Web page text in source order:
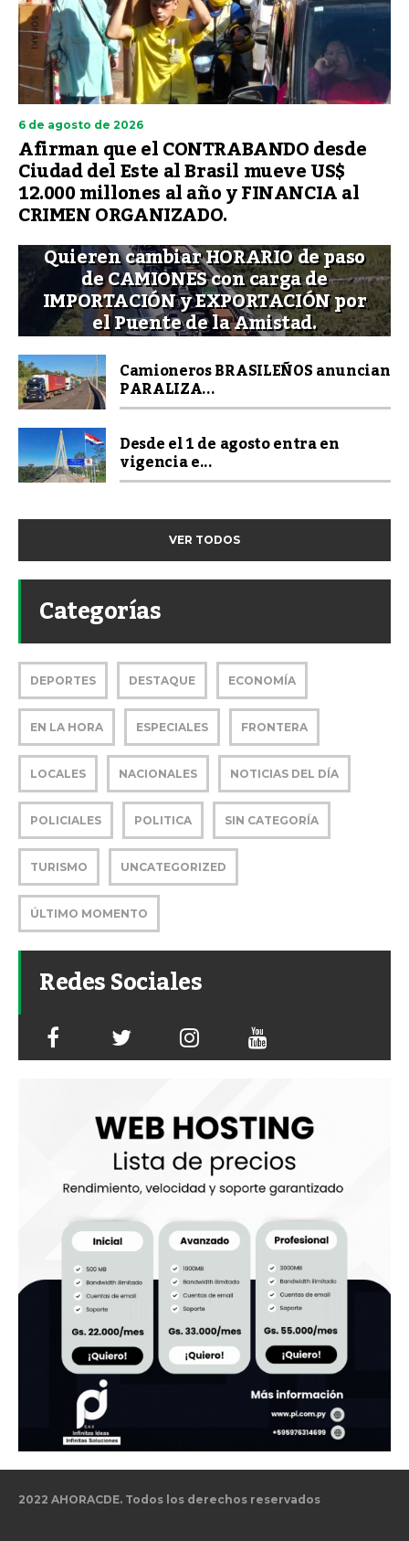
6 de agosto de 2026
Afirman que el CONTRABANDO desde
Ciudad del Este al Brasil mueve US$
12.000 millones al año y FINANCIA al
CRIMEN ORGANIZADO.
Quieren cambiar HORARIO de paso
de CAMIONES con carga de
IMPORTACIÓN y EXPORTACIÓN por
el Puente de la Amistad.
Camioneros BRASILEÑOS anuncian
PARALIZA...
Desde el 1 de agosto entra en
vigencia e...
VER TODOS
Categorías
DEPORTES DESTAQUE ECONOMÍA
EN LA HORA ESPECIALES FRONTERA
LOCALES NACIONALES NOTICIAS DEL DÍA
POLICIALES POLITICA SIN CATEGORÍA
TURISMO UNCATEGORIZED
ÚLTIMO MOMENTO
Redes Sociales
2022 AHORACDE. Todos los derechos reservados